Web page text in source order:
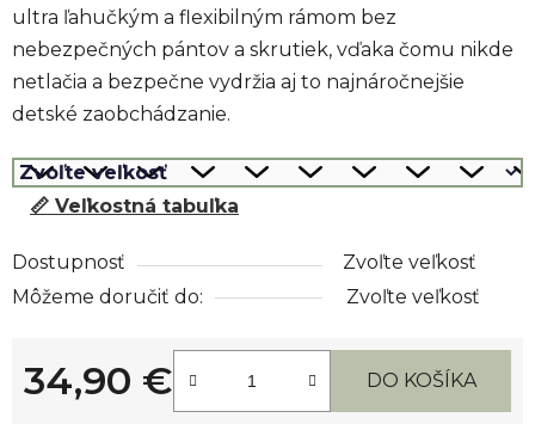
ultra ľahučkým a flexibilným rámom bez
nebezpečných pántov a skrutiek, vďaka čomu nikde
netlačia a bezpečne vydržia aj to najnáročnejšie
detské zaobchádzanie.
📏 Veľkostná tabuľka
Dostupnosť
Zvoľte veľkosť
Môžeme doručiť do:
Zvoľte veľkosť
34,90 €
Jednotková cena:
DO KOŠÍKA